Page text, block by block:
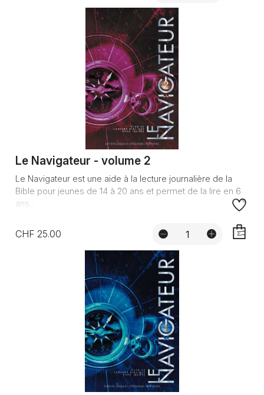
Le Navigateur - volume 2
Le Navigateur est une aide à la lecture journalière de la
Bible pour jeunes de 14 à 20 ans et permet de la lire en 6
ans...
CHF 25.00